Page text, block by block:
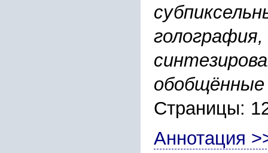
Страницы:
Аннотация